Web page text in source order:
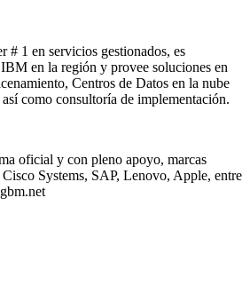
# 1 en servicios gestionados, es
en la región y provee soluciones en
Centros de Datos en la nube
como consultoría de implementación.
oficial y con pleno apoyo, marcas
Systems, SAP, Lenovo, Apple, entre